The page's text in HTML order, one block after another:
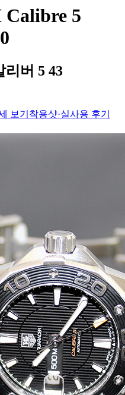
Calibre 5
리버 5 43
보기 착용샷·실사용 후기